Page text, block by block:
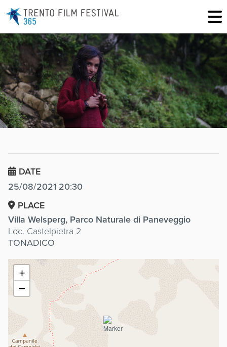
DATE
25/08/2021 20:30
PLACE
Villa Welsperg, Parco Naturale di Paneveggio
Loc. Castelpietra 2
TONADICO
+
−